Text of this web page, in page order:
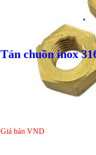
Giá bán VND
Tán chuồn inox